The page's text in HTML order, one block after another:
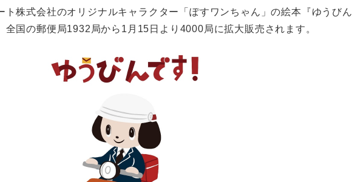
ト株式会社のオリジナルキャラクター「ぽすワンちゃん」の絵本『ゆうびん
全国の郵便局1932局から1月15日より4000局に拡大販売されます。